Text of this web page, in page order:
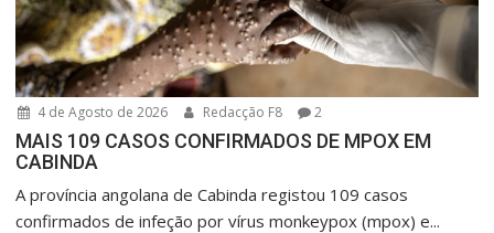
4 de Agosto de 2026 Redacção F8 2
MAIS 109 CASOS CONFIRMADOS DE MPOX EM
CABINDA
A província angolana de Cabinda registou 109 casos
confirmados de infeção por vírus monkeypox (mpox) e...